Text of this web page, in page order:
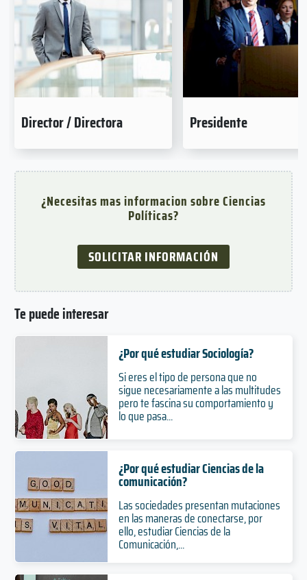
Director / Directora Presidente
¿Necesitas mas informacion sobre Ciencias
Políticas?
SOLICITAR INFORMACIÓN
Te puede interesar
¿Por qué estudiar Sociología?
Si eres el tipo de persona que no
sigue necesariamente a las multitudes
pero te fascina su comportamiento y
lo que pasa...
¿Por qué estudiar Ciencias de la
comunicación?
Las sociedades presentan mutaciones
en las maneras de conectarse, por
ello, estudiar Ciencias de la
Comunicación,...